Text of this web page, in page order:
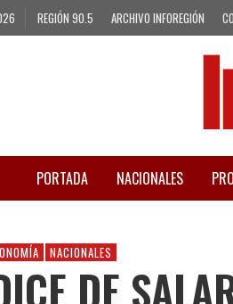
REGIÓN 90.5 ARCHIVO INFOREGIÓN
PORTADA NACIONALES
NACIONALES
DE